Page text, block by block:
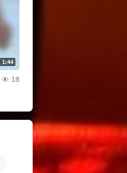
1:44
18